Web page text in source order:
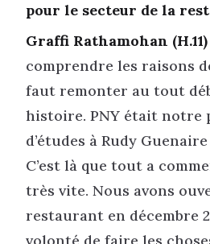
pour le secteur de la
Graffi Rathamohan (H.11)
comprendre les raisons
faut remonter au tout
histoire. PNY était notre
d’études à Rudy
C’est là que tout a
très vite. Nous avons
restaurant en décembre